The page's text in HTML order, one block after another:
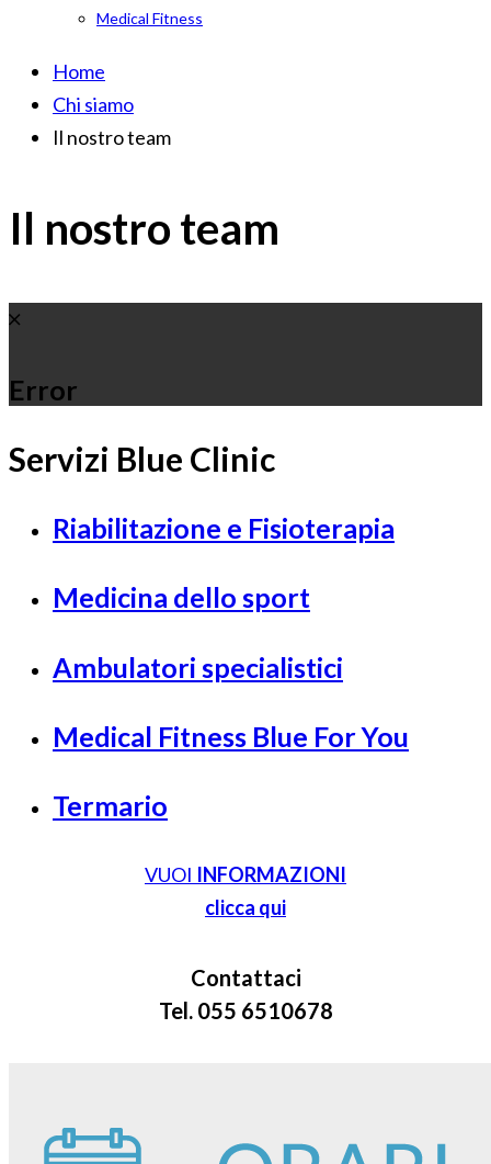
Medical Fitness
Home
Chi siamo
Il nostro team
Il nostro team
Error
Servizi Blue Clinic
Riabilitazione e Fisioterapia
Medicina dello sport
Ambulatori specialistici
Medical Fitness Blue For You
Termario
VUOI INFORMAZIONI
clicca qui
Contattaci
Tel. 055 6510678